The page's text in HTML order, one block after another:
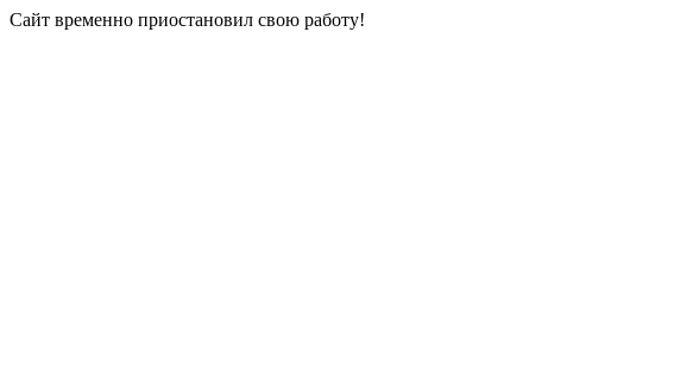
Сайт временно приостановил свою работу!